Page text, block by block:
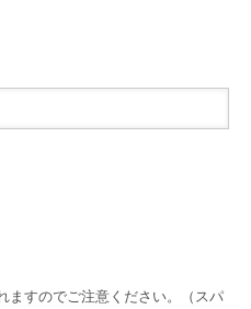
ますのでご注意ください。（スパ